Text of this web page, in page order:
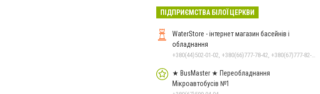
Всі матеріали тут
ПІДПРИЄМСТВА БІЛОЇ ЦЕРКВИ
WaterStore - інтернет магазин басейнів і
обладнання
★ BusMaster ★ Переобладнання
Мікроавтобусів №1